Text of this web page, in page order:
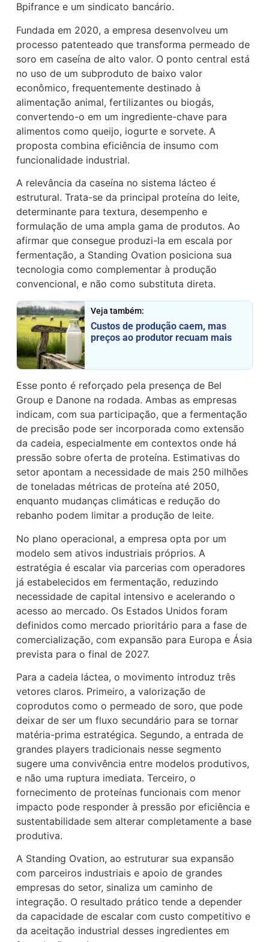
Bpifrance e um sindicato bancário.
Fundada em 2020, a empresa desenvolveu um
processo patenteado que transforma permeado de
soro em caseína de alto valor. O ponto central está
no uso de um subproduto de baixo valor
econômico, frequentemente destinado à
alimentação animal, fertilizantes ou biogás,
convertendo-o em um ingrediente-chave para
alimentos como queijo, iogurte e sorvete. A
proposta combina eficiência de insumo com
funcionalidade industrial.
A relevância da caseína no sistema lácteo é
estrutural. Trata-se da principal proteína do leite,
determinante para textura, desempenho e
formulação de uma ampla gama de produtos. Ao
afirmar que consegue produzi-la em escala por
fermentação, a Standing Ovation posiciona sua
tecnologia como complementar à produção
convencional, e não como substituta direta.
Veja também:
Custos de produção caem, mas
preços ao produtor recuam mais
Esse ponto é reforçado pela presença de Bel
Group e Danone na rodada. Ambas as empresas
indicam, com sua participação, que a fermentação
de precisão pode ser incorporada como extensão
da cadeia, especialmente em contextos onde há
pressão sobre oferta de proteína. Estimativas do
setor apontam a necessidade de mais 250 milhões
de toneladas métricas de proteína até 2050,
enquanto mudanças climáticas e redução do
rebanho podem limitar a produção de leite.
No plano operacional, a empresa opta por um
modelo sem ativos industriais próprios. A
estratégia é escalar via parcerias com operadores
já estabelecidos em fermentação, reduzindo
necessidade de capital intensivo e acelerando o
acesso ao mercado. Os Estados Unidos foram
definidos como mercado prioritário para a fase de
comercialização, com expansão para Europa e Ásia
prevista para o final de 2027.
Para a cadeia láctea, o movimento introduz três
vetores claros. Primeiro, a valorização de
coprodutos como o permeado de soro, que pode
deixar de ser um fluxo secundário para se tornar
matéria-prima estratégica. Segundo, a entrada de
grandes players tradicionais nesse segmento
sugere uma convivência entre modelos produtivos,
e não uma ruptura imediata. Terceiro, o
fornecimento de proteínas funcionais com menor
impacto pode responder à pressão por eficiência e
sustentabilidade sem alterar completamente a base
produtiva.
A Standing Ovation, ao estruturar sua expansão
com parceiros industriais e apoio de grandes
empresas do setor, sinaliza um caminho de
integração. O resultado prático tende a depender
da capacidade de escalar com custo competitivo e
da aceitação industrial desses ingredientes em